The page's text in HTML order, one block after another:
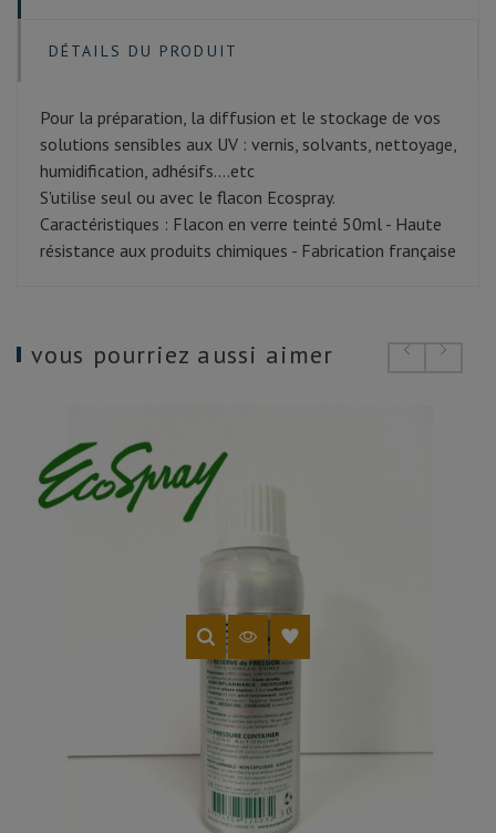
DÉTAILS DU PRODUIT
Pour la préparation, la diffusion et le stockage de vos
solutions sensibles aux UV : vernis, solvants, nettoyage,
humidification, adhésifs....etc
S'utilise seul ou avec le flacon Ecospray.
Caractéristiques : Flacon en verre teinté 50ml - Haute
résistance aux produits chimiques - Fabrication française
vous pourriez aussi aimer